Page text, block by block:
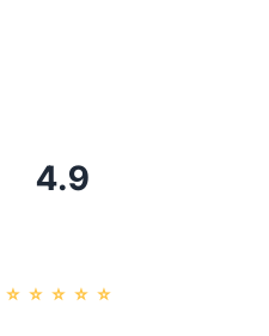
4.9
⭐️⭐️⭐️⭐️⭐️